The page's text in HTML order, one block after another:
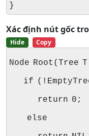
}
Xác định nút gốc
Hide Copy
Node Root(Tree
if
return 0;
else